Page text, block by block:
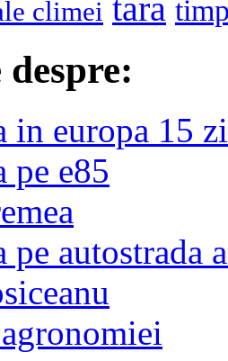
climei tara
in europa 15
pe e85
pe autostrada